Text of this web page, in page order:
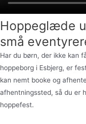
Hoppeglæde
små
Har du børn, der ikke kan
hoppeborg i Esbjerg, er
kan nemt booke og
afhentningssted, så du er
hoppefest.